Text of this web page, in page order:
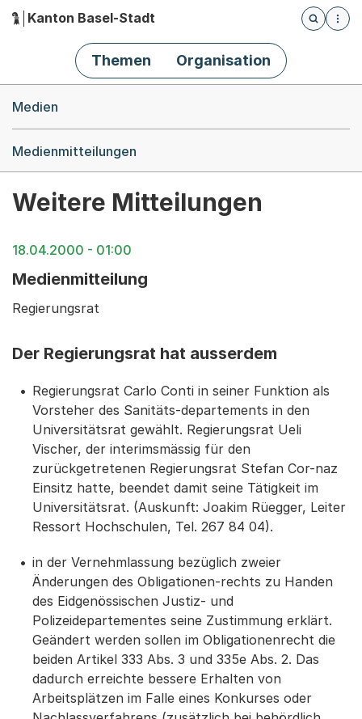
Hauptnavigation
Kanton Basel-Stadt
Öffnet
Themen Organisation
Medien
Medienmitteilungen
Weitere Mitteilungen
18.04.2000 - 01:00
Medienmitteilung
Regierungsrat
Der Regierungsrat hat ausserdem
Regierungsrat Carlo Conti in seiner Funktion als
Vorsteher des Sanitäts-departements in den
Universitätsrat gewählt. Regierungsrat Ueli
Vischer, der interimsmässig für den
zurückgetretenen Regierungsrat Stefan Cor-naz
Einsitz hatte, beendet damit seine Tätigkeit im
Universitätsrat. (Auskunft: Joakim Rüegger, Leiter
Ressort Hochschulen, Tel. 267 84 04).
in der Vernehmlassung bezüglich zweier
Änderungen des Obligationen-rechts zu Handen
des Eidgenössischen Justiz- und
Polizeidepartementes seine Zustimmung erklärt.
Geändert werden sollen im Obligationenrecht die
beiden Artikel 333 Abs. 3 und 335e Abs. 2. Das
dadurch erreichte bessere Erhalten von
Arbeitsplätzen im Falle eines Konkurses oder